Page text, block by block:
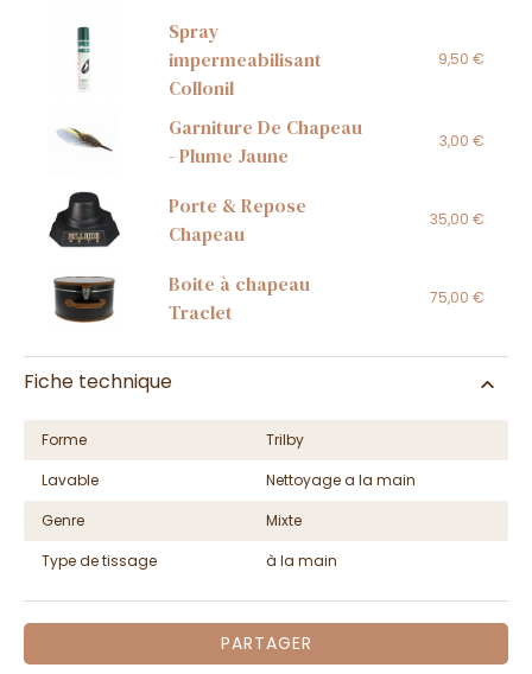
Spray
impermeabilisant
Collonil
9,50 €
Garniture De Chapeau
- Plume Jaune
3,00 €
Porte & Repose
Chapeau
35,00 €
Boite à chapeau
Traclet
75,00 €
Fiche technique
Forme
Trilby
Lavable
Nettoyage a la main
Genre
Mixte
Type de tissage
à la main
PARTAGER